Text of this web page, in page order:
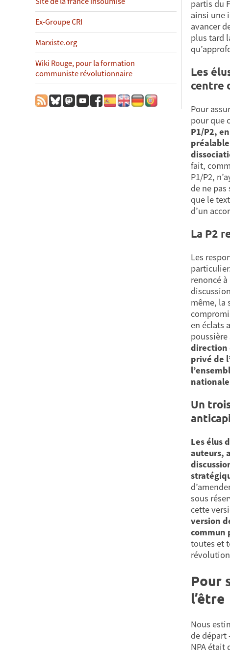
Ex-Groupe CRI
Marxiste.org
Wiki Rouge, pour la formation
communiste révolutionnaire
partis du
ainsi une
avancer
plus tard
Les
centre
Pour
pour que
P1/P2,
fait,
P1/P2,
de ne
que le
d’un
La P2
Les
renoncé
même, la
en éclats
direction
privé de
Un
Les élus
auteurs,
sous
cette
version
commun
toutes et
Pour
l’être
Nous
de départ
NPA était